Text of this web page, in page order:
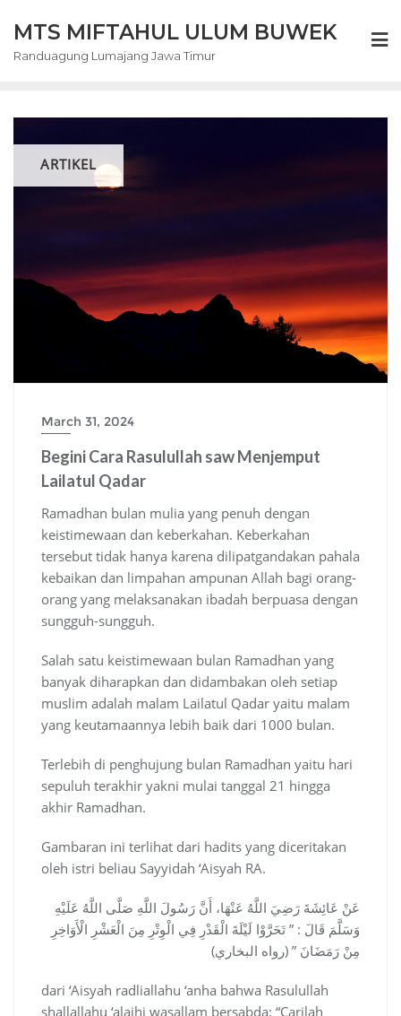
content
MTS MIFTAHUL ULUM BUWEK
Randuagung Lumajang Jawa Timur
ARTIKEL
March 31, 2024
Begini Cara Rasulullah saw Menjemput
Lailatul Qadar
Ramadhan bulan mulia yang penuh dengan
keistimewaan dan keberkahan. Keberkahan
tersebut tidak hanya karena dilipatgandakan pahala
kebaikan dan limpahan ampunan Allah bagi orang-
orang yang melaksanakan ibadah berpuasa dengan
sungguh-sungguh.
Salah satu keistimewaan bulan Ramadhan yang
banyak diharapkan dan didambakan oleh setiap
muslim adalah malam Lailatul Qadar yaitu malam
yang keutamaannya lebih baik dari 1000 bulan.
Terlebih di penghujung bulan Ramadhan yaitu hari
sepuluh terakhir yakni mulai tanggal 21 hingga
akhir Ramadhan.
Gambaran ini terlihat dari hadits yang diceritakan
oleh istri beliau Sayyidah ‘Aisyah RA.
عَنْ عَائِشَةَ رَضِيَ اللَّهُ عَنْهَا، أَنَّ رَسُولَ اللَّهِ صَلَّى اللَّهُ عَلَيْهِ
وَسَلَّمَ قَالَ : ” تَحَرَّوْا لَيْلَةَ الْقَدْرِ فِي الْوِتْرِ مِنَ الْعَشْرِ الْأَوَاخِرِ
مِنْ رَمَضَانَ ” (رواه البخاري)
dari ‘Aisyah radliallahu ‘anha bahwa Rasulullah
shallallahu ‘alaihi wasallam bersabda: “Carilah